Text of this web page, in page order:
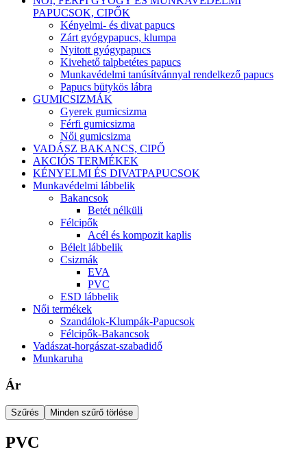
PAPUCSOK, CIPŐK
Kényelmi- és divat papucs
Zárt gyógypapucs, klumpa
Nyitott gyógypapucs
Kivehető talpbetétes papucs
Munkavédelmi tanúsítvánnyal rendelkező papucs
Papucs bütykös lábra
GUMICSIZMÁK
Gyerek gumicsizma
Férfi gumicsizma
Női gumicsizma
VADÁSZ BAKANCS, CIPŐ
AKCIÓS TERMÉKEK
KÉNYELMI ÉS DIVATPAPUCSOK
Munkavédelmi lábbelik
Bakancsok
Betét nélküli
Félcipők
Acél és kompozit kaplis
Bélelt lábbelik
Csizmák
EVA
PVC
ESD lábbelik
Női termékek
Szandálok-Klumpák-Papucsok
Félcipők-Bakancsok
Vadászat-horgászat-szabadidő
Munkaruha
Ár
Szűrés Minden szűrő törlése
PVC